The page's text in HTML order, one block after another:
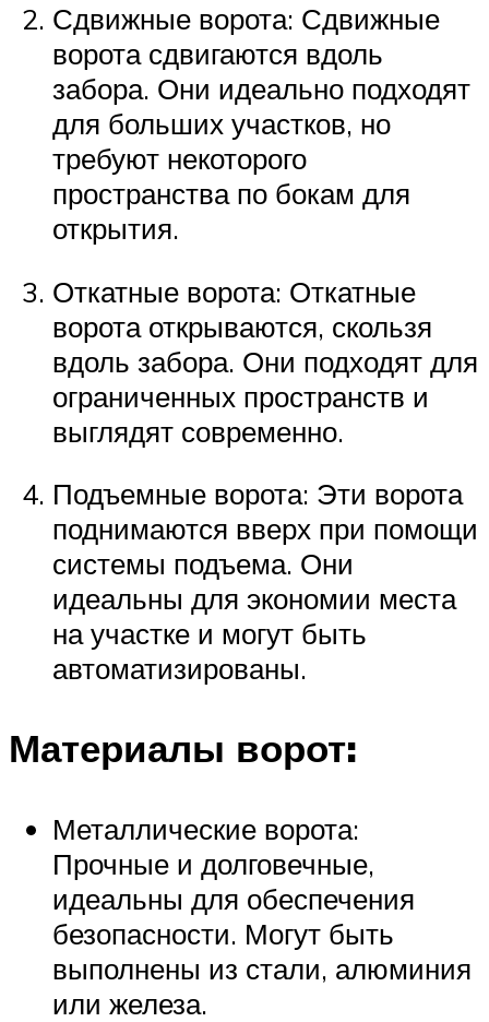
Сдвижные ворота: Сдвижные
ворота сдвигаются вдоль
забора. Они идеально подходят
для больших участков, но
требуют некоторого
пространства по бокам для
открытия.
Откатные ворота: Откатные
ворота открываются, скользя
вдоль забора. Они подходят для
ограниченных пространств и
выглядят современно.
Подъемные ворота: Эти ворота
поднимаются вверх при помощи
системы подъема. Они
идеальны для экономии места
на участке и могут быть
автоматизированы.
Материалы ворот:
Металлические ворота:
Прочные и долговечные,
идеальны для обеспечения
безопасности. Могут быть
выполнены из стали, алюминия
или железа.